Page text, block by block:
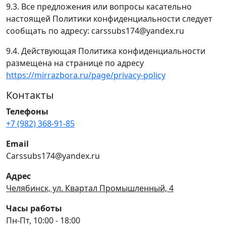
9.3. Все предложения или вопросы касательно
настоящей Политики конфиденциальности следует
сообщать по адресу: carssubs174@yandex.ru
9.4. Действующая Политика конфиденциальности
размещена на странице по адресу
https://mirrazbora.ru/page/privacy-policy
Контакты
Телефоны
+7 (982) 368-91-85
Email
Carssubs174@yandex.ru
Адрес
Челябинск, ул. Квартал Промышленный, 4
Часы работы
Пн-Пт, 10:00 - 18:00